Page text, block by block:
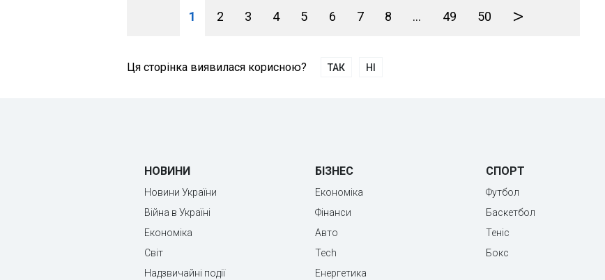
1 2 3 4 5 6 7 8 ... 49 50 >
Ця сторінка виявилася корисною? ТАК НІ
НОВИНИ
Новини України
Війна в Україні
Економіка
Світ
Надзвичайні події
БІЗНЕС
Економіка
Фінанси
Авто
Tech
Енергетика
СПОРТ
Футбол
Баскетбол
Теніс
Бокс